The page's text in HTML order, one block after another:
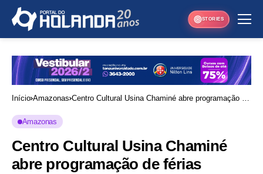
STORIES
Início Amazonas Centro Cultural Usina Chaminé abre programação de
Amazonas
Centro Cultural Usina Chaminé
abre programação de férias